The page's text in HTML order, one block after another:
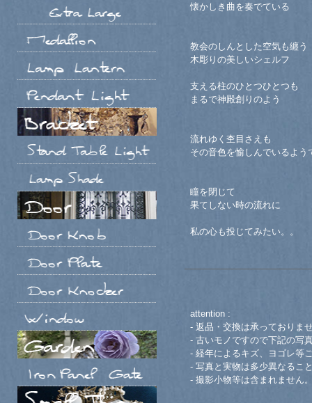
懐かしき曲を奏でている
教会のしんとした空気も纏う
木彫りの美しいシェルフ
支える柱のひとつひとつも
まるで神殿創りのよう
流れゆく杢目さえも
その音色を愉しんでいるよ
瞳を閉じて
果てしない時の流れに
私の心も投じてみたい。。
attention :
- 返品・交換は承っておりま
- 古いモノですので下記の写
- 経年によるキズ、ヨゴレ等
- 写真と実物は多少異なるこ
- 撮影小物等は含まれません